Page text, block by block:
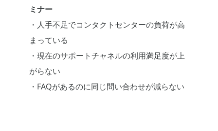
ミナー
・人手不足でコンタクトセンターの負荷が高
まっている
・現在のサポートチャネルの利用満足度が上
がらない
・FAQがあるのに同じ問い合わせが減らない